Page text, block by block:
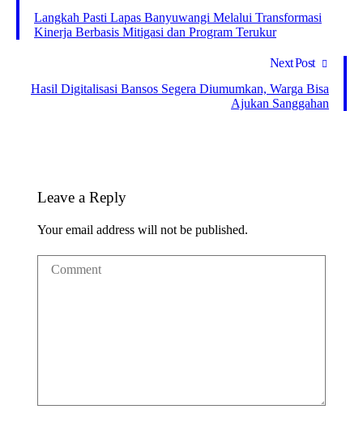
Langkah Pasti Lapas Banyuwangi Melalui Transformasi
Kinerja Berbasis Mitigasi dan Program Terukur
Next Post
Hasil Digitalisasi Bansos Segera Diumumkan, Warga Bisa
Ajukan Sanggahan
Leave a Reply
Your email address will not be published.